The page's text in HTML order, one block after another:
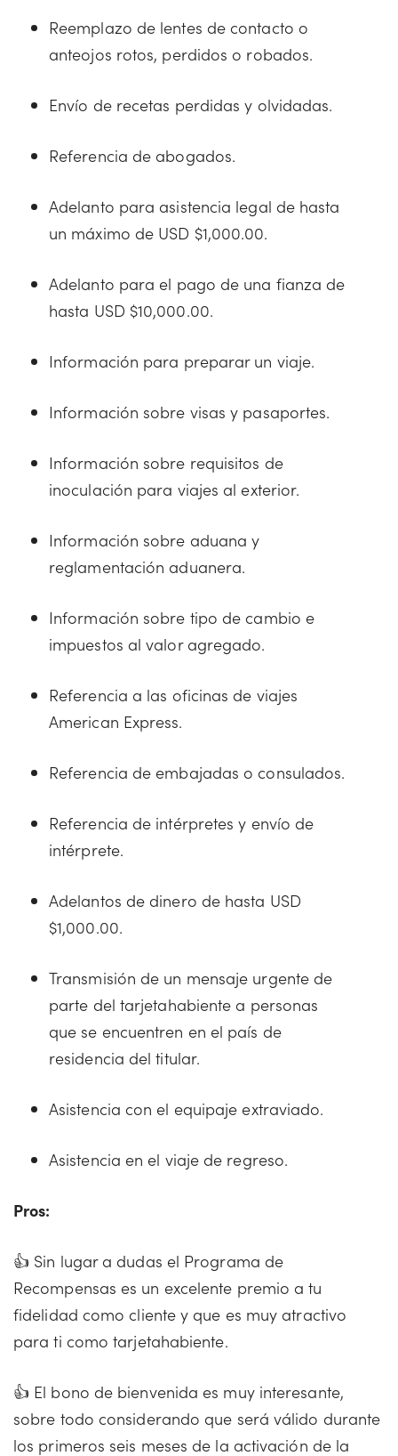
Reemplazo de lentes de contacto o
anteojos rotos, perdidos o robados.
Envío de recetas perdidas y olvidadas.
Referencia de abogados.
Adelanto para asistencia legal de hasta
un máximo de USD $1,000.00.
Adelanto para el pago de una fianza de
hasta USD $10,000.00.
Información para preparar un viaje.
Información sobre visas y pasaportes.
Información sobre requisitos de
inoculación para viajes al exterior.
Información sobre aduana y
reglamentación aduanera.
Información sobre tipo de cambio e
impuestos al valor agregado.
Referencia a las oficinas de viajes
American Express.
Referencia de embajadas o consulados.
Referencia de intérpretes y envío de
intérprete.
Adelantos de dinero de hasta USD
$1,000.00.
Transmisión de un mensaje urgente de
parte del tarjetahabiente a personas
que se encuentren en el país de
residencia del titular.
Asistencia con el equipaje extraviado.
Asistencia en el viaje de regreso.
Pros:
👍 Sin lugar a dudas el Programa de
Recompensas es un excelente premio a tu
fidelidad como cliente y que es muy atractivo
para ti como tarjetahabiente.
👍 El bono de bienvenida es muy interesante,
sobre todo considerando que será válido durante
los primeros seis meses de la activación de la